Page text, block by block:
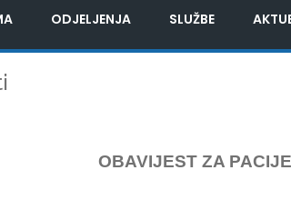
ODJELJENJA SLUŽBE
OBAVIJEST ZA